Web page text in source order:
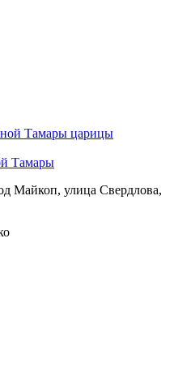
Тамары
Майкоп, улица Свердлова,